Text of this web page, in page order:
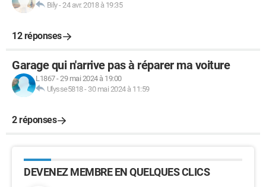
Bily-24 avr. 2018 à 19:35
12 réponses
Garage qui n'arrive pas à réparer ma voiture
L1867-29 mai 2024 à 19:00
Ulysse5818- 30 mai 2024 à 11:59
2 réponses
DEVENEZ MEMBRE EN QUELQUES CLICS